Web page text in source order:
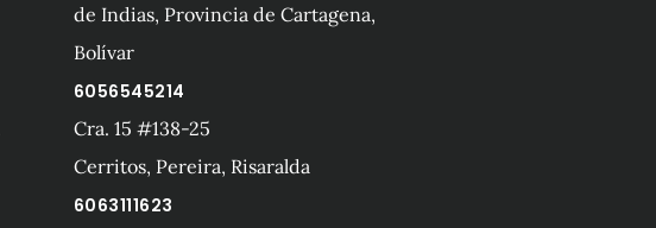
de Indias, Provincia de Cartagena,
Bolívar
6056545214
Cra. 15 #138-25
Cerritos, Pereira, Risaralda
6063111623